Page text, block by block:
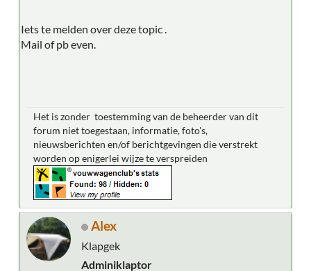
Iets te melden over deze topic .
Mail of pb even.
Het is zonder toestemming van de beheerder van dit
forum niet toegestaan, informatie, foto's,
nieuwsberichten en/of berichtgevingen die verstrekt
worden op enigerlei wijze te verspreiden
Alex
Klapgek
Adminiklaptor